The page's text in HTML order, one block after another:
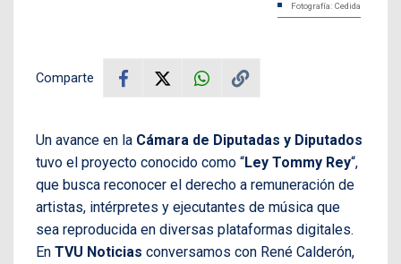
Fotografía: Cedida
Comparte
Un avance en la Cámara de Diputadas y Diputados
tuvo el proyecto conocido como “Ley Tommy Rey“,
que busca reconocer el derecho a remuneración de
artistas, intérpretes y ejecutantes de música que
sea reproducida en diversas plataformas digitales.
En TVU Noticias conversamos con René Calderón,